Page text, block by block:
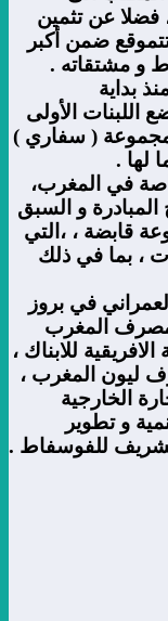
عن تثمين
ضمن أكبر
و مشتقاته .
بداية
اللبنات الأولى
مجموعة ( سفاري )
لها .
في المغرب،
و السبق
قابضة ، ،التي
، بما في ذلك
في بروز
مصرف المغرب
للابناك ،
ليون المغرب ،
الخارجية
و تطوير
للفوسفاط .